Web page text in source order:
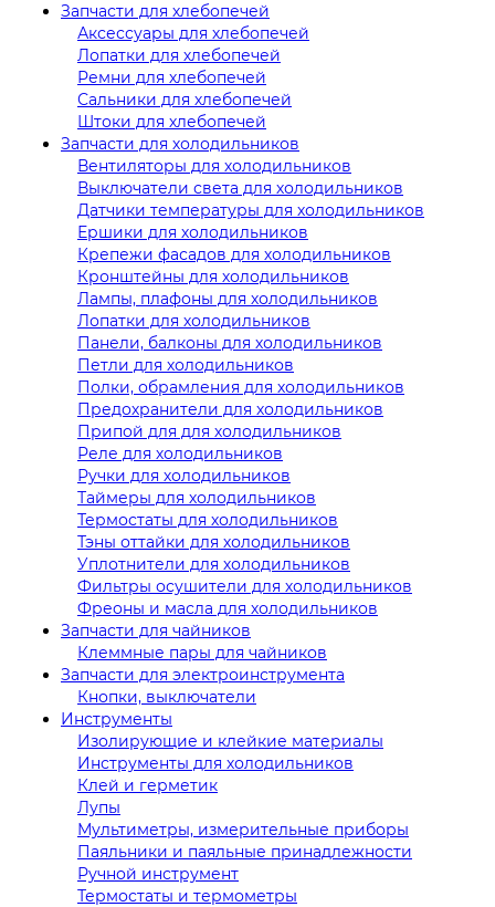
Запчасти для хлебопечей
Аксессуары для хлебопечей
Лопатки для хлебопечей
Ремни для хлебопечей
Сальники для хлебопечей
Штоки для хлебопечей
Запчасти для холодильников
Вентиляторы для холодильников
Выключатели света для холодильников
Датчики температуры для холодильников
Ершики для холодильников
Крепежи фасадов для холодильников
Кронштейны для холодильников
Лампы, плафоны для холодильников
Лопатки для холодильников
Панели, балконы для холодильников
Петли для холодильников
Полки, обрамления для холодильников
Предохранители для холодильников
Припой для для холодильников
Реле для холодильников
Ручки для холодильников
Таймеры для холодильников
Термостаты для холодильников
Тэны оттайки для холодильников
Уплотнители для холодильников
Фильтры осушители для холодильников
Фреоны и масла для холодильников
Запчасти для чайников
Клеммные пары для чайников
Запчасти для электроинструмента
Кнопки, выключатели
Инструменты
Изолирующие и клейкие материалы
Инструменты для холодильников
Клей и герметик
Лупы
Мультиметры, измерительные приборы
Паяльники и паяльные принадлежности
Ручной инструмент
Термостаты и термометры